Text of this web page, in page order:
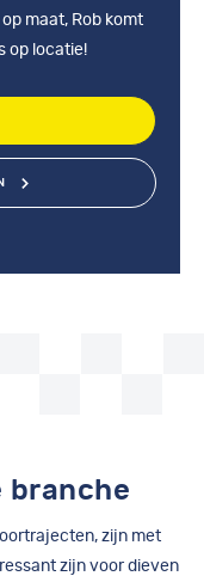
maat, Rob komt
op locatie!
branche
zijn met
zijn voor dieven